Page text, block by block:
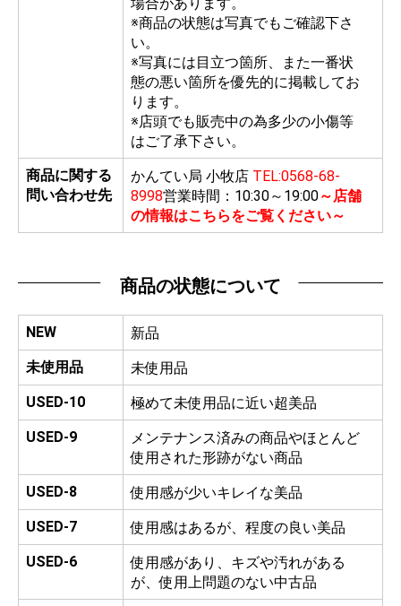
※商品の状態は写真でもご確認下さ
い。
※写真には目立つ箇所、また一番状
態の悪い箇所を優先的に掲載してお
ります。
※店頭でも販売中の為多少の小傷等
はご了承下さい。
商品に関する
問い合わせ先
かんてい局 小牧店 TEL:0568-68-
8998営業時間：10:30～19:00～店舗
の情報はこちらをご覧ください～
商品の状態について
NEW
新品
未使用品
未使用品
USED-10
極めて未使用品に近い超美品
USED-9
メンテナンス済みの商品やほとんど
使用された形跡がない商品
USED-8
使用感が少いキレイな美品
USED-7
使用感はあるが、程度の良い美品
USED-6
使用感があり、キズや汚れがある
が、使用上問題のない中古品